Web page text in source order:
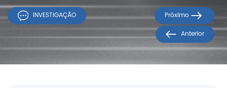
INVESTIGAÇÃO
Próximo
Anterior